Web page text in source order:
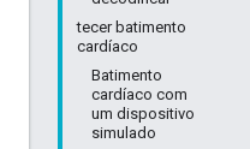
tecer batimento
cardíaco
Batimento
cardíaco com
um dispositivo
simulado